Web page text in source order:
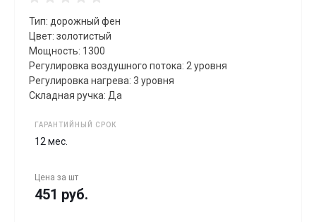
Тип: дорожный фен
Цвет: золотистый
Мощность: 1300
Регулировка воздушного потока: 2 уровня
Регулировка нагрева: 3 уровня
Складная ручка: Да
ГАРАНТИЙНЫЙ СРОК
12 мес.
Цена за шт
451 руб.